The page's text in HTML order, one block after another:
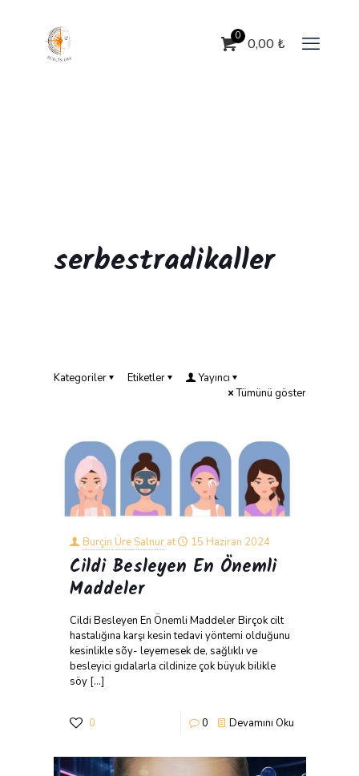
0 0,00 ₺
serbestradikaller
Kategoriler Etiketler
Yayıncı
Tümünü göster
Burçin Üre Salnur at 15 Haziran 2024
Cildi Besleyen En Önemli
Maddeler
Cildi Besleyen En Önemli Maddeler Birçok cilt
hastalığına karşı kesin tedavi yöntemi olduğunu
kesinlikle sõy- leyemesek de, sağlıklı ve
besleyici gıdalarla cildinize çok büyuk bilikle
söy[…]
0 0 Devamını Oku